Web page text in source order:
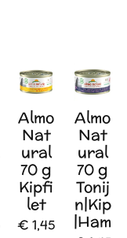
Almo
Nat
ural
70 g
Kipfi
let
€ 1,45
Almo
Nat
ural
70 g
Tonij
n|Kip
|Ham